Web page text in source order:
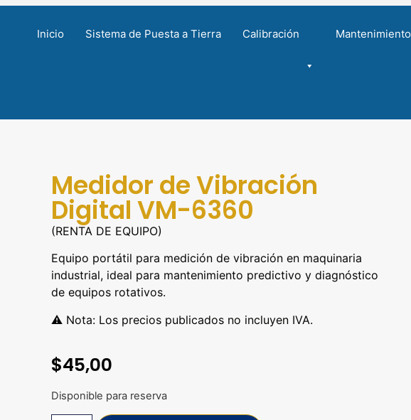
Inicio Sistema de Puesta a Tierra Calibración Mantenimiento
Medidor de Vibración
Digital VM-6360
(RENTA DE EQUIPO)
Equipo portátil para medición de vibración en maquinaria
industrial, ideal para mantenimiento predictivo y diagnóstico
de equipos rotativos.
⚠️ Nota: Los precios publicados no incluyen IVA.
$45,00
Disponible para reserva